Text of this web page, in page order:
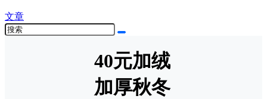
文章
40元加绒
加厚秋冬